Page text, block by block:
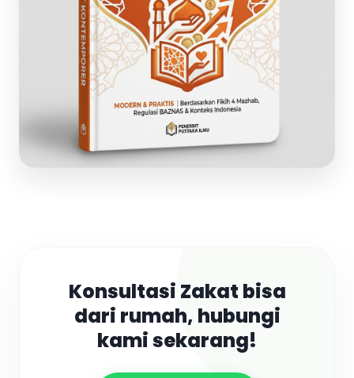
Konsultasi Zakat bisa
dari rumah, hubungi
kami sekarang!